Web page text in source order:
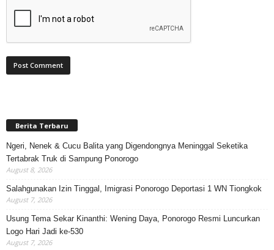
Berita Terbaru
Ngeri, Nenek & Cucu Balita yang Digendongnya Meninggal Seketika
Tertabrak Truk di Sampung Ponorogo
August 8, 2026
Salahgunakan Izin Tinggal, Imigrasi Ponorogo Deportasi 1 WN Tiongkok
August 7, 2026
Usung Tema Sekar Kinanthi: Wening Daya, Ponorogo Resmi Luncurkan
Logo Hari Jadi ke-530
August 7, 2026